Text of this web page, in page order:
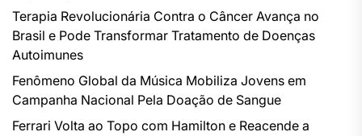
Terapia Revolucionária Contra o Câncer Avança no
Brasil e Pode Transformar Tratamento de Doenças
Autoimunes
Fenômeno Global da Música Mobiliza Jovens em
Campanha Nacional Pela Doação de Sangue
Ferrari Volta ao Topo com Hamilton e Reacende a